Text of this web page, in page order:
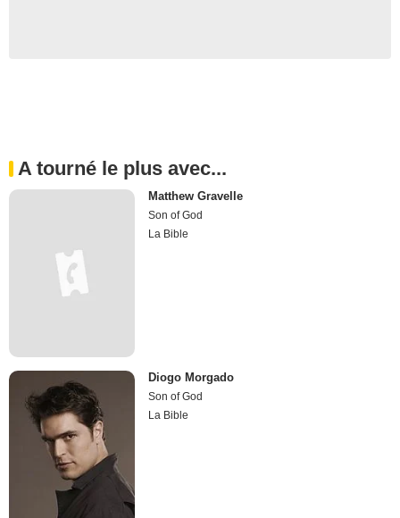
A tourné le plus avec...
Matthew Gravelle
Son of God
La Bible
Diogo Morgado
Son of God
La Bible